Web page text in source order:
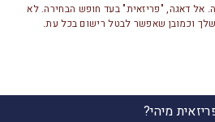
אל דאגה, "פריזאית" בעד חופש הבחירה. לא
וכמובן שאפשר לבטל רישום בכל עת.
מיהי?